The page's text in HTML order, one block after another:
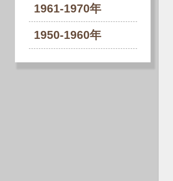
1961-1970年
1950-1960年